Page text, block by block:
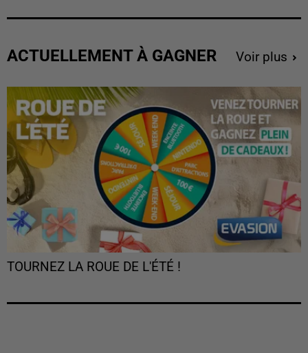
ACTUELLEMENT À GAGNER Voir plus
TOURNEZ LA ROUE DE L'ÉTÉ !